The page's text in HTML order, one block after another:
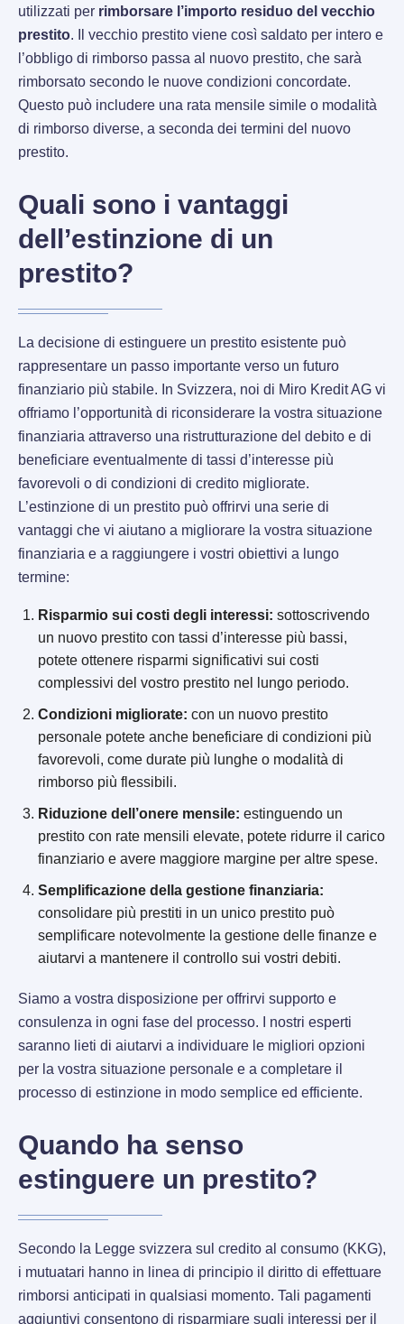
utilizzati per rimborsare l’importo residuo del vecchio
prestito. Il vecchio prestito viene così saldato per intero e
l’obbligo di rimborso passa al nuovo prestito, che sarà
rimborsato secondo le nuove condizioni concordate.
Questo può includere una rata mensile simile o modalità
di rimborso diverse, a seconda dei termini del nuovo
prestito.
Quali sono i vantaggi
dell’estinzione di un
prestito?
La decisione di estinguere un prestito esistente può
rappresentare un passo importante verso un futuro
finanziario più stabile. In Svizzera, noi di Miro Kredit AG vi
offriamo l’opportunità di riconsiderare la vostra situazione
finanziaria attraverso una ristrutturazione del debito e di
beneficiare eventualmente di tassi d’interesse più
favorevoli o di condizioni di credito migliorate.
L’estinzione di un prestito può offrirvi una serie di
vantaggi che vi aiutano a migliorare la vostra situazione
finanziaria e a raggiungere i vostri obiettivi a lungo
termine:
Risparmio sui costi degli interessi: sottoscrivendo
un nuovo prestito con tassi d’interesse più bassi,
potete ottenere risparmi significativi sui costi
complessivi del vostro prestito nel lungo periodo.
Condizioni migliorate: con un nuovo prestito
personale potete anche beneficiare di condizioni più
favorevoli, come durate più lunghe o modalità di
rimborso più flessibili.
Riduzione dell’onere mensile: estinguendo un
prestito con rate mensili elevate, potete ridurre il carico
finanziario e avere maggiore margine per altre spese.
Semplificazione della gestione finanziaria:
consolidare più prestiti in un unico prestito può
semplificare notevolmente la gestione delle finanze e
aiutarvi a mantenere il controllo sui vostri debiti.
Siamo a vostra disposizione per offrirvi supporto e
consulenza in ogni fase del processo. I nostri esperti
saranno lieti di aiutarvi a individuare le migliori opzioni
per la vostra situazione personale e a completare il
processo di estinzione in modo semplice ed efficiente.
Quando ha senso
estinguere un prestito?
Secondo la Legge svizzera sul credito al consumo (KKG),
i mutuatari hanno in linea di principio il diritto di effettuare
rimborsi anticipati in qualsiasi momento. Tali pagamenti
aggiuntivi consentono di risparmiare sugli interessi per il